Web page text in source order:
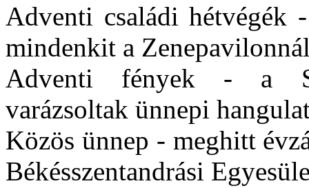
Adventi családi hétvégék
mindenkit a
Adventi fények - a
varázsoltak ünnepi
Közös ünnep - meghitt
Békésszentandrási